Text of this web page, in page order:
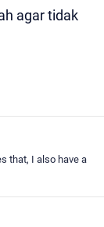
agar tidak
that, I also have a